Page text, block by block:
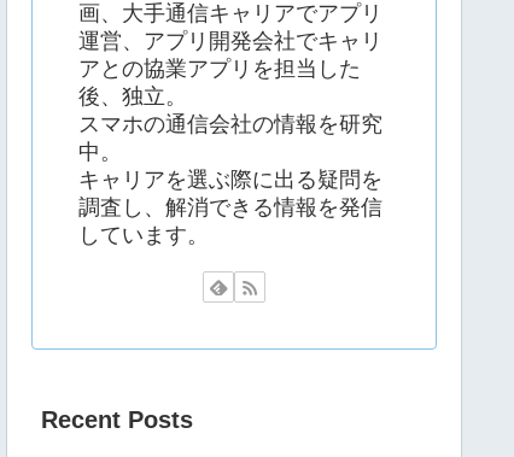
画、大手通信キャリアでアプリ
運営、アプリ開発会社でキャリ
アとの協業アプリを担当した
後、独立。
スマホの通信会社の情報を研究
中。
キャリアを選ぶ際に出る疑問を
調査し、解消できる情報を発信
しています。
Recent Posts